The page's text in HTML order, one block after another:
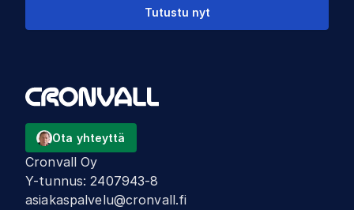
Tutustu nyt
Ota yhteyttä
Cronvall Oy
Y-tunnus:2407943-8
asiakaspalvelu@cronvall.fi